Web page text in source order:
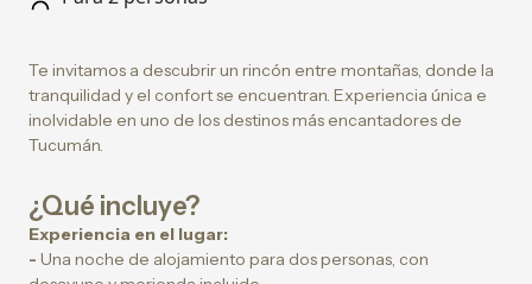
Te invitamos a descubrir un rincón entre montañas, donde la
tranquilidad y el confort se encuentran. Experiencia única e
inolvidable en uno de los destinos más encantadores de
Tucumán.
¿Qué incluye?
Experiencia en el lugar:
- Una noche de alojamiento para dos personas, con